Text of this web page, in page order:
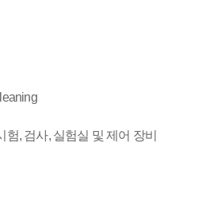
, 검사, 실험실 및 제어 장비